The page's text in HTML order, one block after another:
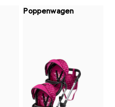
Poppenwagen